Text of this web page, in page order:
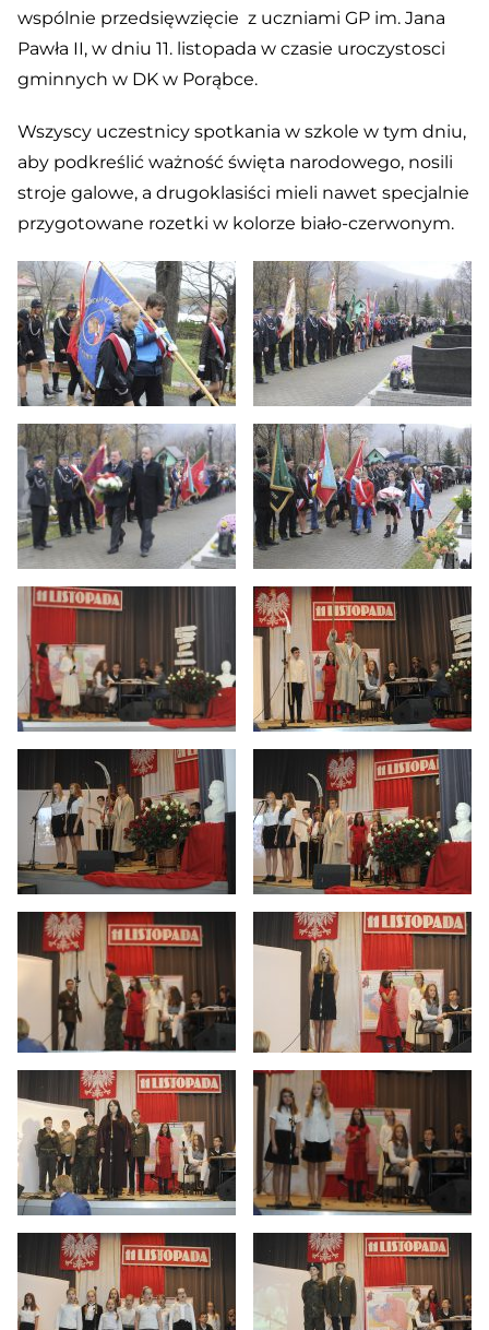
wspólnie przedsięwzięcie z uczniami GP im. Jana
Pawła II, w dniu 11. listopada w czasie uroczystosci
gminnych w DK w Porąbce.
Wszyscy uczestnicy spotkania w szkole w tym dniu,
aby podkreślić ważność święta narodowego, nosili
stroje galowe, a drugoklasiści mieli nawet specjalnie
przygotowane rozetki w kolorze biało-czerwonym.